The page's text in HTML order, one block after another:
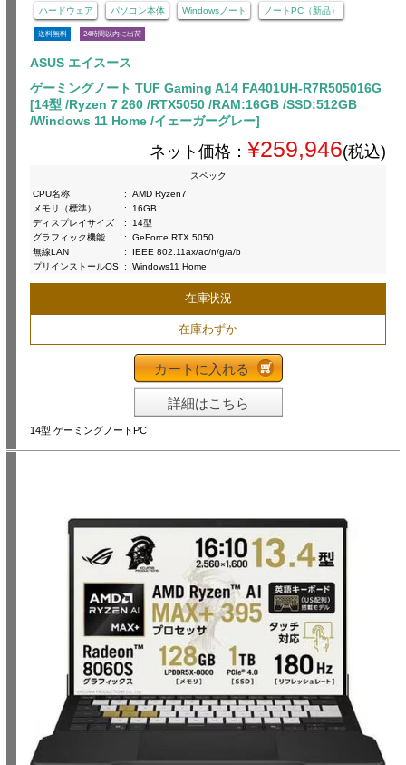
ハードウェア パソコン本体 Windowsノート ノートPC（新品）
送料無料 24時間以内に出荷
ASUS エイスース
ゲーミングノート TUF Gaming A14 FA401UH-R7R505016G
[14型 /Ryzen 7 260 /RTX5050 /RAM:16GB /SSD:512GB
/Windows 11 Home /イェーガーグレー]
ネット価格： ¥259,946(税込)
スペック
CPU名称
:
AMD Ryzen7
メモリ（標準）
:
16GB
ディスプレイサイズ
:
14型
グラフィック機能
:
GeForce RTX 5050
無線LAN
:
IEEE 802.11ax/ac/n/g/a/b
プリインストールOS : Windows11 Home
在庫状況
在庫わずか
カートに入れる
詳細はこちら
14型 ゲーミングノートPC